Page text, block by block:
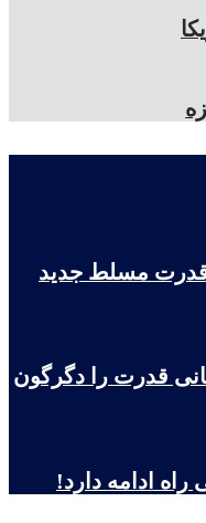
قدرت مسلط جدید
قدرت را دگرگون
راه ادامه دارد!